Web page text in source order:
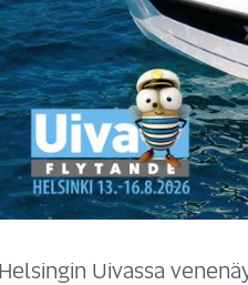
Helsingin Uivassa